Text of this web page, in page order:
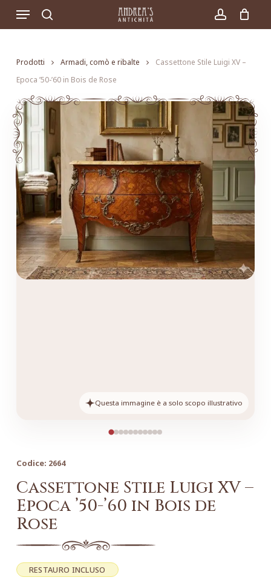
search account
Menu
Prodotti Armadi, comò e ribalte
Cassettone Stile Luigi XV –
Epoca ’50-’60 in Bois de Rose
Questa immagine è a solo scopo illustrativo
Codice: 2664
Cassettone Stile Luigi XV –
Epoca ’50-’60 in Bois de
Rose
RESTAURO INCLUSO